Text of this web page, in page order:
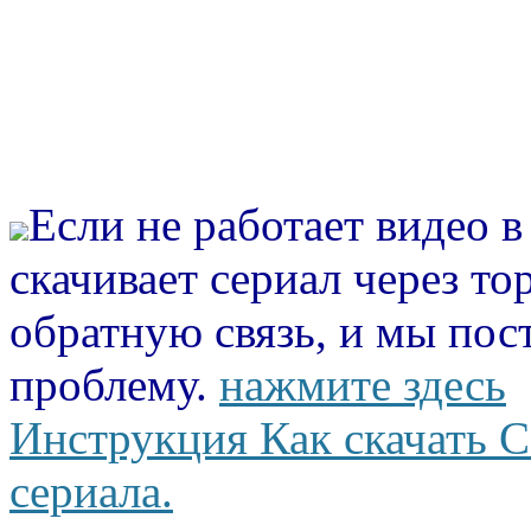
Если не работает видео
скачивает сериал через
обратную связь, и мы
проблему. нажмите здесь
Инструкция Как скачать
сериала.